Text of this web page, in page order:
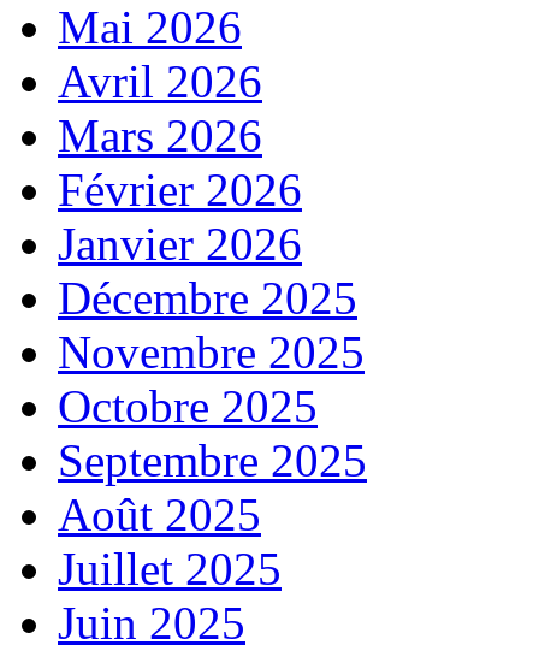
Mai 2026
Avril 2026
Mars 2026
Février 2026
Janvier 2026
Décembre 2025
Novembre 2025
Octobre 2025
Septembre 2025
Août 2025
Juillet 2025
Juin 2025